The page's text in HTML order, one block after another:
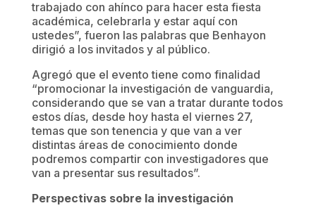
trabajado con ahínco para hacer esta fiesta
académica, celebrarla y estar aquí con
ustedes”, fueron las palabras que Benhayon
dirigió a los invitados y al público.
Agregó que el evento tiene como finalidad
“promocionar la investigación de vanguardia,
considerando que se van a tratar durante todos
estos días, desde hoy hasta el viernes 27,
temas que son tenencia y que van a ver
distintas áreas de conocimiento donde
podremos compartir con investigadores que
van a presentar sus resultados”.
Perspectivas sobre la investigación